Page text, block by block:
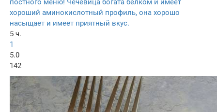
постного меню! Чечевица богата белком и имеет
хороший аминокислотный профиль, она хорошо
насыщает и имеет приятный вкус.
5 ч.
1
5.0
142